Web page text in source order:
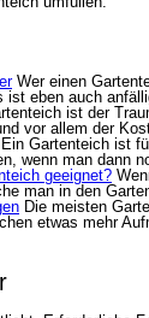
Wer einen
eben auch
ist der
vor allem der
Ein Gartenteich ist
wenn man dann
geeignet?
man in den
Die meisten
etwas mehr